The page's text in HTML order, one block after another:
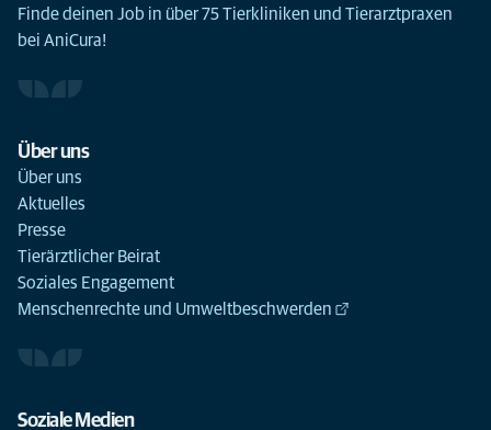
Finde deinen Job in über 75 Tierkliniken und Tierarztpraxen
bei AniCura!
Über uns
Über uns
Aktuelles
Presse
Tierärztlicher Beirat
Soziales Engagement
Menschenrechte und Umweltbeschwerden
Soziale Medien